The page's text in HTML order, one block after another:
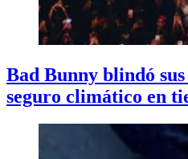
Bad Bunny blindó sus
seguro climático en